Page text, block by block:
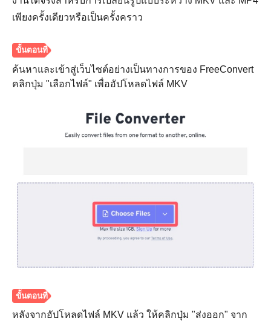
เพียงครั้งเดียวหรือเป็นครั้งคราว
ค้นหาและเข้าสู่เว็บไซต์อย่างเป็นทางการของ FreeConvert
คลิกปุ่ม "เลือกไฟล์" เพื่ออัปโหลดไฟล์ MKV
หลังจากอัปโหลดไฟล์ MKV แล้ว ให้คลิกปุ่ม "ส่งออก" จาก